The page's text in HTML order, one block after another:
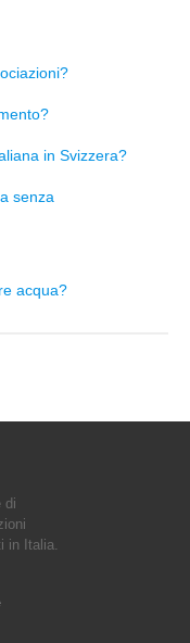
in Svizzera?
senza
acqua?
di
in Italia.